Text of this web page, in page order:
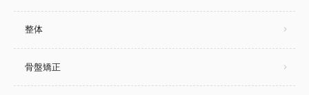
整体
骨盤矯正